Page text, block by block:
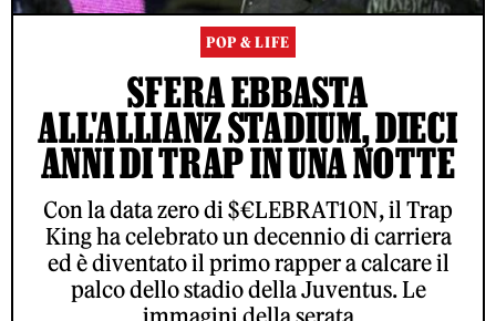
POP & LIFE
SFERA EBBASTA
ALL'ALLIANZ STADIUM, DIECI
ANNI DI TRAP IN UNA NOTTE
Con la data zero di $€LEBRAT10N, il Trap
King ha celebrato un decennio di carriera
ed è diventato il primo rapper a calcare il
palco dello stadio della Juventus. Le